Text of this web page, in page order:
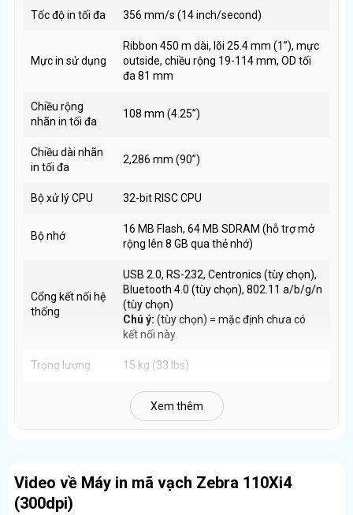
công nghiệp, hệ thống băng chuyền, robot quét mã
Tốc độ in nhanh – Tối ưu năng suất sản xuất
Máy đạt tốc độ in lên đến356 mm/s
In nhanh số lượng tem lớn trong thời gian ngắn
Giảm thời gian chờ tại dây chuyền
Tăng hiệu suất tổng thể cho kho và nhà máy
Sự kết hợp giữa
điểm lớn của dòng 110Xi4.
Hỗ trợ ribbon dài 450m – Giảm thời gian thay mực
Giảm số lần thay ribbon
Hạn chế gián đoạn khi đang in số lượng lớn
Tiết kiệm thời gian vận hành và chi phí nhân công
Đây là lợi thế rất quan trọng trong môi trường sản xuất liên
Khổ in lớn – Linh hoạt nhiều loại tem nhãn
In tem thùng, tem pallet
In tem cảnh báo, tem kỹ thuật dài
Tốc độ in tối đa 356 mm/s (14 inch/second)
Mực in sử dụng
Ribbon 450 m dài, lõi 25.4 mm (1”), mực
outside, chiều rộng 19-114 mm, OD tối
đa 81 mm
Chiều rộng
nhãn in tối đa
108 mm (4.25”)
Chiều dài nhãn
in tối đa
2,286 mm (90”)
Bộ xử lý CPU 32-bit RISC CPU
Bộ nhớ
16 MB Flash, 64 MB SDRAM (hỗ trợ mở
rộng lên 8 GB qua thẻ nhớ)
Cổng kết nối hệ
thống
USB 2.0, RS-232, Centronics (tùy chọn),
Bluetooth 4.0 (tùy chọn), 802.11 a/b/g/n
(tùy chọn)
Chú ý: (tùy chọn) = mặc định chưa có
kết nối này.
Trọng lượng 15 kg (33 lbs)
287 x 200 x 490 mm (WxHxD) (11.3 x 7.9
x 19.3 inch)
Bảo hành
Xem thêm
Video về Máy in mã vạch Zebra 110Xi4
(300dpi)